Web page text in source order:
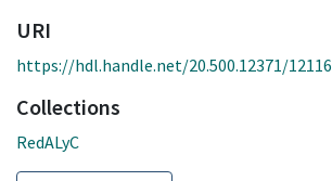
URI
https://hdl.handle.net/20.500.12371/12116
Collections
RedALyC